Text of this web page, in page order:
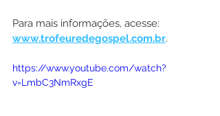
Para mais informações, acesse:
www.trofeuredegospel.com.br.
https://www.youtube.com/watch?
v=LmbC3NmRxgE